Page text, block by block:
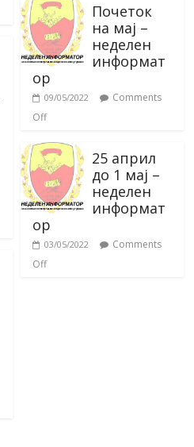
Почеток
на мај –
неделен
информат
ор
09/05/2022
Comments
Off
25 април
до 1 мај –
неделен
информат
ор
03/05/2022
Comments
Off